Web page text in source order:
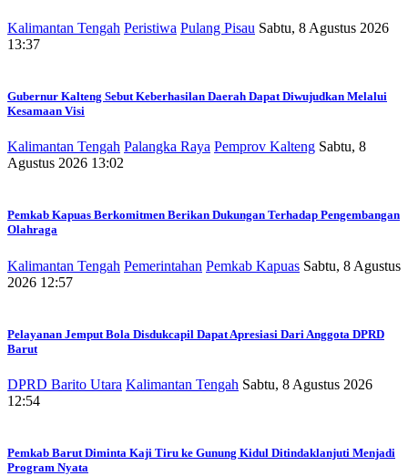
Kalimantan Tengah Peristiwa Pulang Pisau Sabtu, 8 Agustus 2026
13:37
Gubernur Kalteng Sebut Keberhasilan Daerah Dapat Diwujudkan Melalui
Kesamaan Visi
Kalimantan Tengah Palangka Raya Pemprov Kalteng Sabtu, 8
Agustus 2026 13:02
Pemkab Kapuas Berkomitmen Berikan Dukungan Terhadap Pengembangan
Olahraga
Kalimantan Tengah Pemerintahan Pemkab Kapuas Sabtu, 8 Agustus
2026 12:57
Pelayanan Jemput Bola Disdukcapil Dapat Apresiasi Dari Anggota DPRD
Barut
DPRD Barito Utara Kalimantan Tengah Sabtu, 8 Agustus 2026
12:54
Pemkab Barut Diminta Kaji Tiru ke Gunung Kidul Ditindaklanjuti Menjadi
Program Nyata